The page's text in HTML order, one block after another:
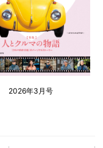
2026年3月号